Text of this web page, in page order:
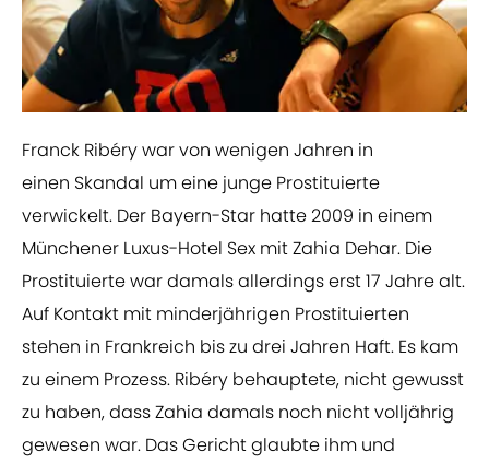
​Franck Ribéry war von wenigen Jahren in
einen Skandal um eine junge Prostituierte
verwickelt. Der Bayern-Star hatte 2009 in einem
Münchener Luxus-Hotel Sex mit Zahia Dehar. Die
Prostituierte war damals allerdings erst 17 Jahre alt.
Auf Kontakt mit minderjährigen Prostituierten
stehen in Frankreich bis zu drei Jahren Haft. Es kam
zu einem Prozess. Ribéry behauptete, nicht gewusst
zu haben, dass Zahia damals noch nicht volljährig
gewesen war. Das Gericht glaubte ihm und